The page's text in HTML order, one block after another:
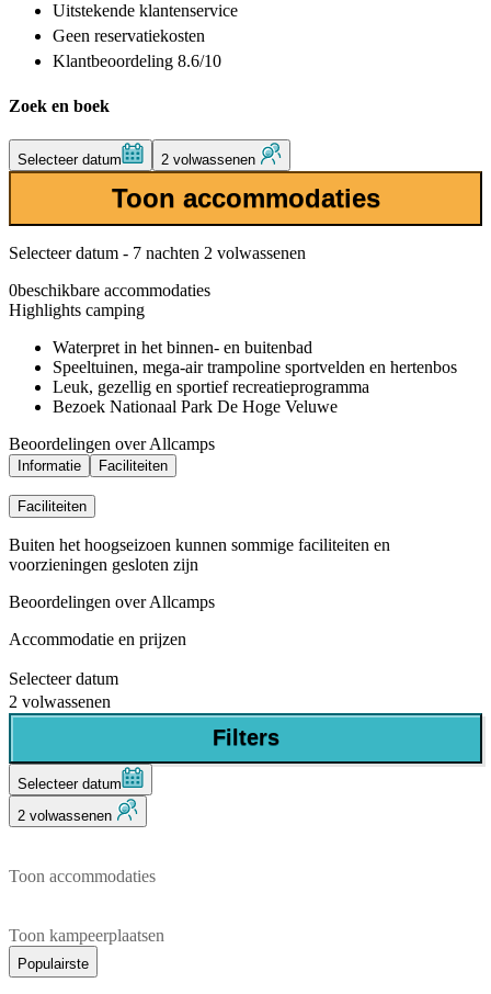
Uitstekende klantenservice
Geen reservatiekosten
Klantbeoordeling 8.6/10
Zoek en boek
Selecteer datum 2 volwassenen
Toon accommodaties
Selecteer datum - 7 nachten 2 volwassenen
0beschikbare accommodaties
Highlights camping
Waterpret in het binnen- en buitenbad
Speeltuinen, mega-air trampoline sportvelden en hertenbos
Leuk, gezellig en sportief recreatieprogramma
Bezoek Nationaal Park De Hoge Veluwe
Beoordelingen over Allcamps
Informatie Faciliteiten
Faciliteiten
Buiten het hoogseizoen kunnen sommige faciliteiten en
voorzieningen gesloten zijn
Beoordelingen over Allcamps
Accommodatie en prijzen
Selecteer datum
2 volwassenen
Filters
Selecteer datum
2 volwassenen
Toon accommodaties
Toon kampeerplaatsen
Populairste